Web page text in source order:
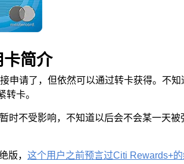
简介
申请了，但依然可以通过转卡获得。不知
卡。
时不受影响，不知道以后会不会某一天被
版， 这个用户之前预言过Citi Rewards+